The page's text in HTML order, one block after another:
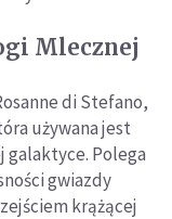
Mlecznej
di Stefano,
używana jest
galaktyce. Polega
gwiazdy
krążącej